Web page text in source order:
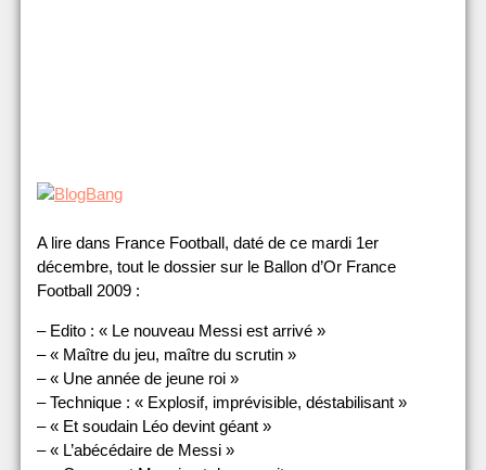
A lire dans France Football, daté de ce mardi 1er
décembre, tout le dossier sur le Ballon d’Or France
Football 2009 :
– Edito : « Le nouveau Messi est arrivé »
– « Maître du jeu, maître du scrutin »
– « Une année de jeune roi »
– Technique : « Explosif, imprévisible, déstabilisant »
– « Et soudain Léo devint géant »
– « L’abécédaire de Messi »